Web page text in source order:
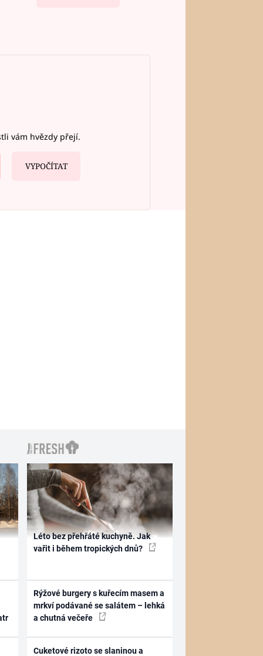
vám hvězdy přejí.
VYPOČÍTAT
Léto bez přehřáté kuchyně. Jak
vařit i během tropických dnů?
Rýžové burgery s kuřecím masem a
mrkví podávané se salátem – lehká
a chutná večeře
Cuketové rizoto se slaninou a